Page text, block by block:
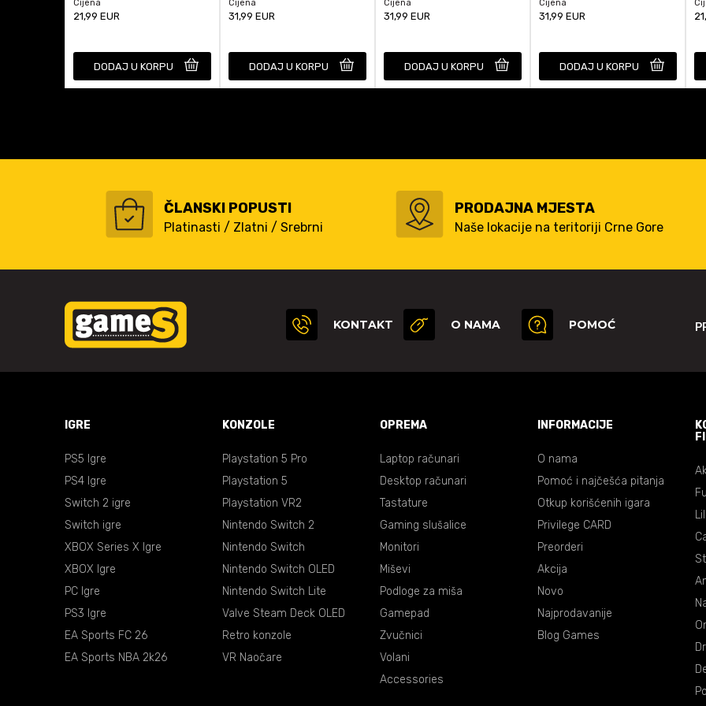
Cijena
21,99 EUR
DODAJ U KORPU
Cijena
31,99 EUR
DODAJ U KORPU
Cijena
31,99 EUR
DODAJ U KORPU
Cijena
31,99 EUR
DODAJ U KORPU
ČLANSKI POPUSTI
Platinasti / Zlatni / Srebrni
PRODAJNA MJESTA
Naše lokacije na teritoriji Crne Gore
KONTAKT O NAMA POMOĆ
IGRE
PS5 Igre
PS4 Igre
Switch 2 igre
Switch igre
XBOX Series X Igre
XBOX Igre
PC Igre
PS3 Igre
EA Sports FC 26
EA Sports NBA 2k26
KONZOLE
Playstation 5 Pro
Playstation 5
Playstation VR2
Nintendo Switch 2
Nintendo Switch
Nintendo Switch OLED
Nintendo Switch Lite
Valve Steam Deck OLED
Retro konzole
VR Naočare
OPREMA
Laptop računari
Desktop računari
Tastature
Gaming slušalice
Monitori
Miševi
Podloge za miša
Gamepad
Zvučnici
Volani
Accessories
INFORMACIJE
O nama
Pomoć i najčešća pitanja
Otkup korišćenih igara
Privilege CARD
Preorderi
Akcija
Novo
Najprodavanije
Blog Games